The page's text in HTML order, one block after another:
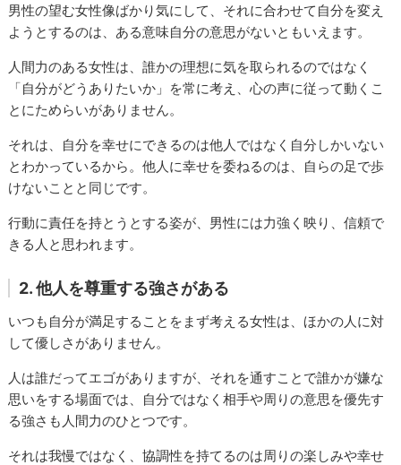
男性の望む女性像ばかり気にして、それに合わせて自分を変え
ようとするのは、ある意味自分の意思がないともいえます。
人間力のある女性は、誰かの理想に気を取られるのではなく
「自分がどうありたいか」を常に考え、心の声に従って動くこ
とにためらいがありません。
それは、自分を幸せにできるのは他人ではなく自分しかいない
とわかっているから。他人に幸せを委ねるのは、自らの足で歩
けないことと同じです。
行動に責任を持とうとする姿が、男性には力強く映り、信頼で
きる人と思われます。
2. 他人を尊重する強さがある
いつも自分が満足することをまず考える女性は、ほかの人に対
して優しさがありません。
人は誰だってエゴがありますが、それを通すことで誰かが嫌な
思いをする場面では、自分ではなく相手や周りの意思を優先す
る強さも人間力のひとつです。
それは我慢ではなく、協調性を持てるのは周りの楽しみや幸せ